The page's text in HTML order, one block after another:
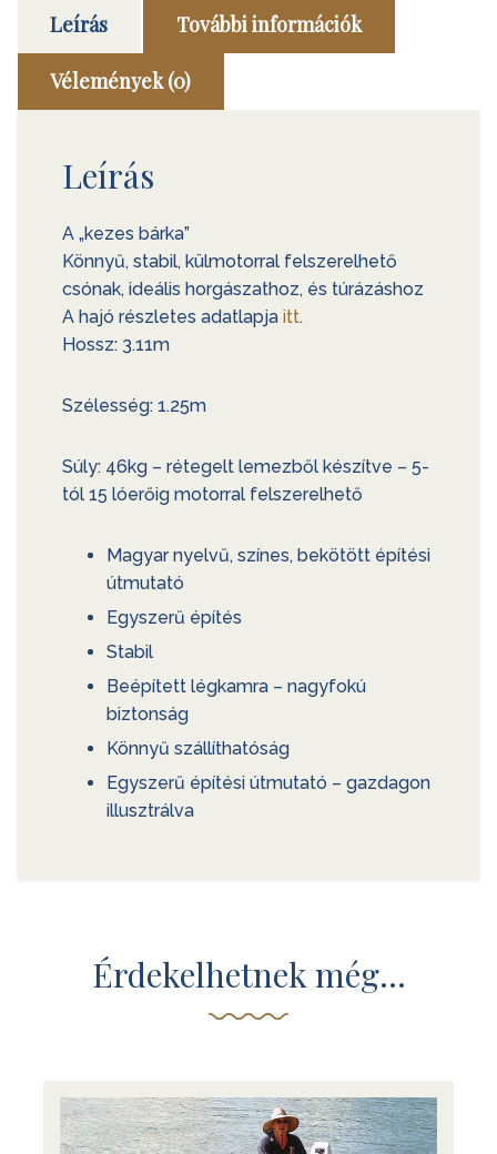
Leírás További információk
Vélemények (0)
Leírás
A „kezes bárka”
Könnyű, stabil, külmotorral felszerelhető
csónak, ideális horgászathoz, és túrázáshoz
A hajó részletes adatlapja itt.
Hossz: 3.11m
Szélesség: 1.25m
Súly: 46kg – rétegelt lemezből készítve – 5-
tól 15 lóerőig motorral felszerelhető
Magyar nyelvű, színes, bekötött építési
útmutató
Egyszerű építés
Stabil
Beépített légkamra – nagyfokú
biztonság
Könnyű szállíthatóság
Egyszerű építési útmutató – gazdagon
illusztrálva
Érdekelhetnek még…